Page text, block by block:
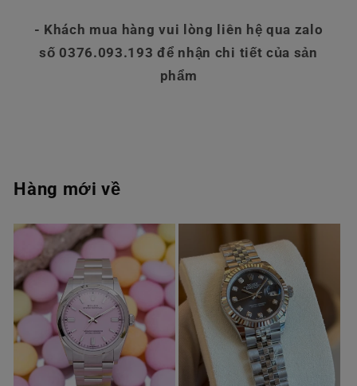
- Khách mua hàng vui lòng liên hệ qua zalo
số 0376.093.193 để nhận chi tiết của sản
phẩm
Hàng mới về